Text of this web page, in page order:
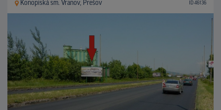
Konopiská sm. Vranov, Prešov ID 46136